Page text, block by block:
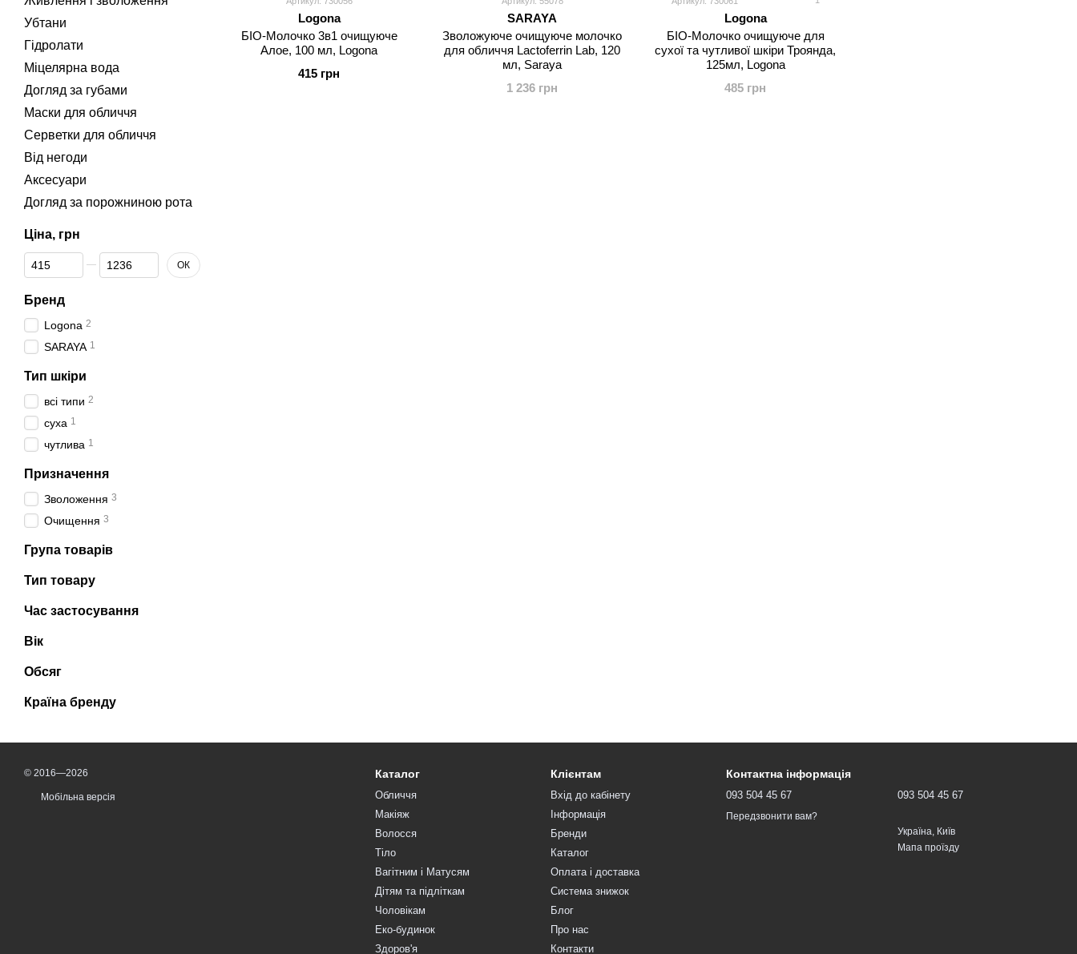
Logona
БІО-Молочко 3в1 очищуюче
Алое, 100 мл, Logona
415 грн
SARAYA
Зволожуюче очищуюче молочко
для обличчя Lactoferrin Lab, 120
мл, Saraya
1 236 грн
Logona
БІО-Молочко очищуюче для
сухої та чутливої шкіри Троянда,
125мл, Logona
485 грн
Убтани
Гідролати
Міцелярна вода
Догляд за губами
Маски для обличчя
Серветки для обличчя
Від негоди
Аксесуари
Догляд за порожниною рота
Ціна, грн
Від Ціна, грн
До Ціна, грн ОК
Бренд
Logona 2
SARAYA 1
Тип шкіри
всі типи 2
суха 1
чутлива 1
Призначення
Зволоження 3
Очищення 3
Група товарів
Тип товару
Час застосування
Вік
Обсяг
Країна бренду
© 2016—2026
Мобільна версія
Каталог
Обличчя
Макіяж
Волосся
Тіло
Вагітним і Матусям
Дітям та підліткам
Чоловікам
Еко-будинок
Здоров'я
Клієнтам
Вхід до кабінету
Інформація
Бренди
Каталог
Оплата і доставка
Система знижок
Блог
Про нас
Контакти
Контактна інформація
093 504 45 67
Передзвонити вам?
093 504 45 67
Україна, Київ
Мапа проїзду